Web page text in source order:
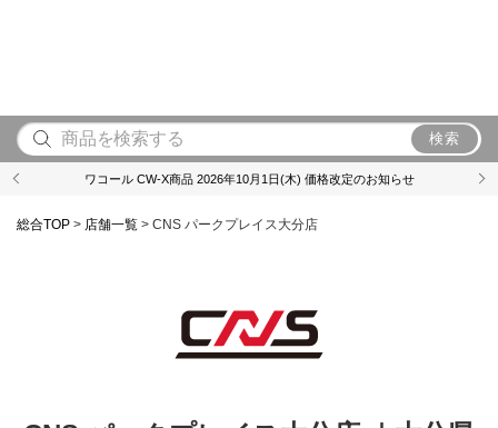
検索
ワコール CW-X商品 2026年10月1日(木) 価格改定のお知らせ
総合TOP > 店舗一覧 > CNS パークプレイス大分店